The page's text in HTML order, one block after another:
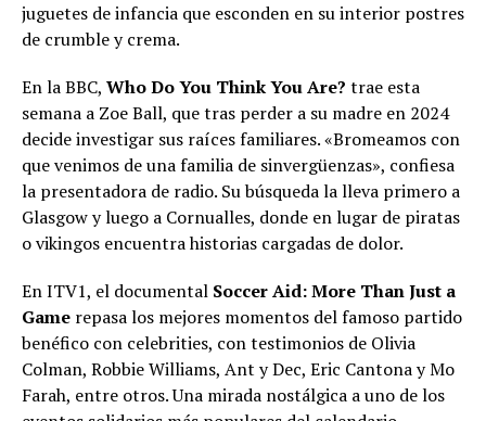
juguetes de infancia que esconden en su interior postres
de crumble y crema.
En la BBC, Who Do You Think You Are? trae esta
semana a Zoe Ball, que tras perder a su madre en 2024
decide investigar sus raíces familiares. «Bromeamos con
que venimos de una familia de sinvergüenzas», confiesa
la presentadora de radio. Su búsqueda la lleva primero a
Glasgow y luego a Cornualles, donde en lugar de piratas
o vikingos encuentra historias cargadas de dolor.
En ITV1, el documental Soccer Aid: More Than Just a
Game repasa los mejores momentos del famoso partido
benéfico con celebrities, con testimonios de Olivia
Colman, Robbie Williams, Ant y Dec, Eric Cantona y Mo
Farah, entre otros. Una mirada nostálgica a uno de los